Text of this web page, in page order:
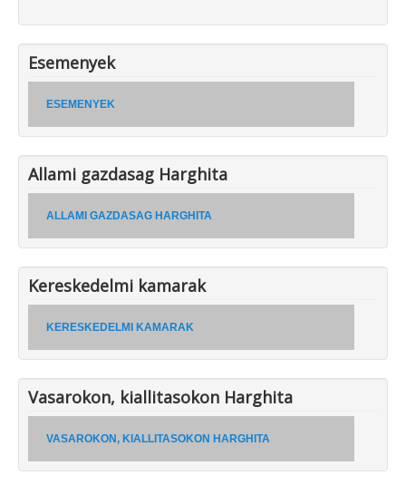
Esemenyek
ESEMENYEK
Allami gazdasag Harghita
ALLAMI GAZDASAG HARGHITA
Kereskedelmi kamarak
KERESKEDELMI KAMARAK
Vasarokon, kiallitasokon Harghita
VASAROKON, KIALLITASOKON HARGHITA